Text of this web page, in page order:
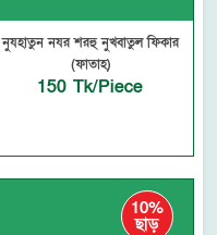
নুযহাতুন নযর শরহু নুখবাতুল ফিকার
(ফাতাহ)
150 Tk/Piece
10%
ছাড়